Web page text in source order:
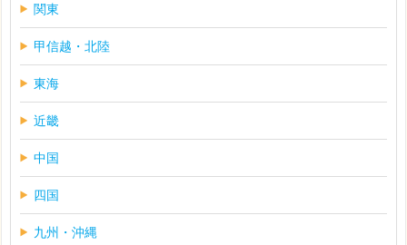
関東
甲信越・北陸
東海
近畿
中国
四国
九州・沖縄